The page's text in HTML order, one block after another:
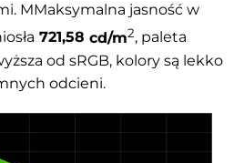
MMaksymalna jasność w
721,58 cd/m2, paleta
od sRGB, kolory są lekko
odcieni.